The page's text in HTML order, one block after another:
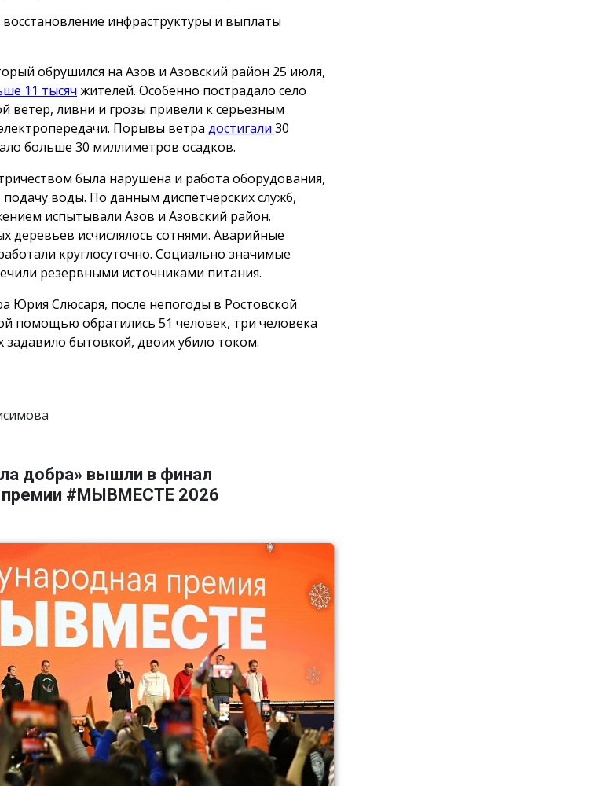
инфраструктуры и выплаты
обрушился на Азов и Азовский район 25 июля,
11 тысяч жителей. Особенно пострадало село
ветер, ливни и грозы привели к серьёзным
Порывы ветра достигали 30
больше 30 миллиметров осадков.
была нарушена и работа оборудования,
воды. По данным диспетчерских служб,
испытывали Азов и Азовский район.
деревьев исчислялось сотнями. Аварийные
круглосуточно. Социально значимые
резервными источниками питания.
Юрия Слюсаря, после непогоды в Ростовской
помощью обратились 51 человек, три человека
задавило бытовкой, двоих убило током.
добра» вышли в финал
#МЫВМЕСТЕ 2026